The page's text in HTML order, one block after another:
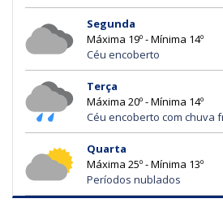
Segunda
Máxima 19º - Mínima 14º
Céu encoberto
Terça
Máxima 20º - Mínima 14º
Céu encoberto com chuva
Quarta
Máxima 25º - Mínima 13º
Períodos nublados